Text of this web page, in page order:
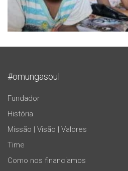
#omungasoul
Fundador
História
Missão | Visão | Valores
Time
Como nos financiamos